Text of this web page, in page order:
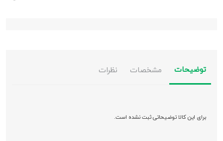
توضیحات مشخصات نظرات
برای این کالا توضیحاتی ثبت نشده است.